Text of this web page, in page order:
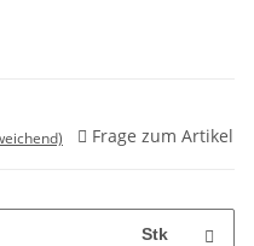
Frage zum Artikel
Stk